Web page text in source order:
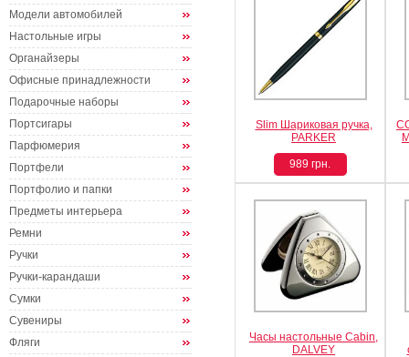
Модели автомобилей
Настольные игры
Органайзеры
Офисные принадлежности
Подарочные наборы
Портсигары
Парфюмерия
Портфели
Портфолио и папки
Предметы интерьера
Ремни
Ручки
Ручки-карандаши
Сумки
Сувениры
Фляги
Slim Шариковая ручка,
PARKER
989 грн.
Часы настольные Cabin,
DALVEY